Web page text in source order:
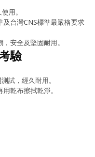
用。
及台灣CNS標準最嚴格要求
安全及堅固耐用。
驗
試，經久耐用。
乾布擦拭乾淨。